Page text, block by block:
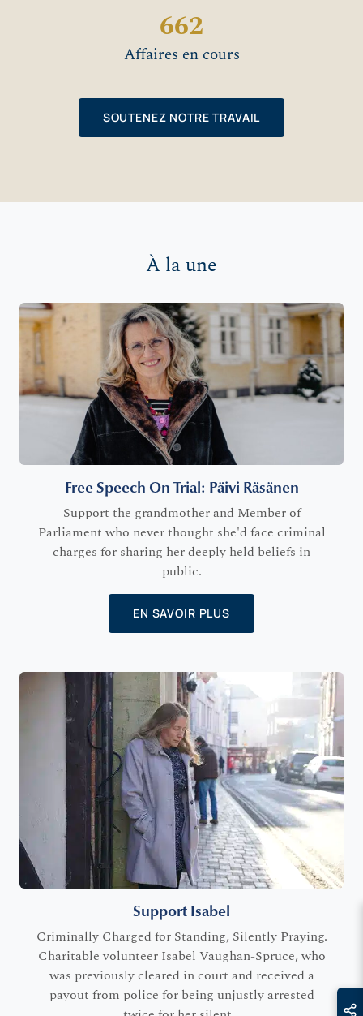
662
Affaires en cours
SOUTENEZ NOTRE TRAVAIL
À la une
Free Speech On Trial: Päivi Räsänen
Support the grandmother and Member of
Parliament who never thought she'd face criminal
charges for sharing her deeply held beliefs in
public.
EN SAVOIR PLUS
Support Isabel
Criminally Charged for Standing, Silently Praying.
Charitable volunteer Isabel Vaughan-Spruce, who
was previously cleared in court and received a
payout from police for being unjustly arrested